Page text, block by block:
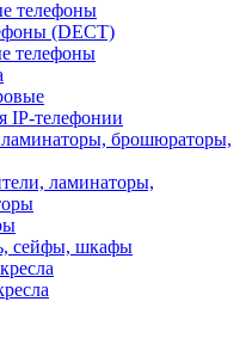
телефоны
(DECT)
телефоны
IP-телефонии
брошюраторы,
ламинаторы,
сейфы, шкафы